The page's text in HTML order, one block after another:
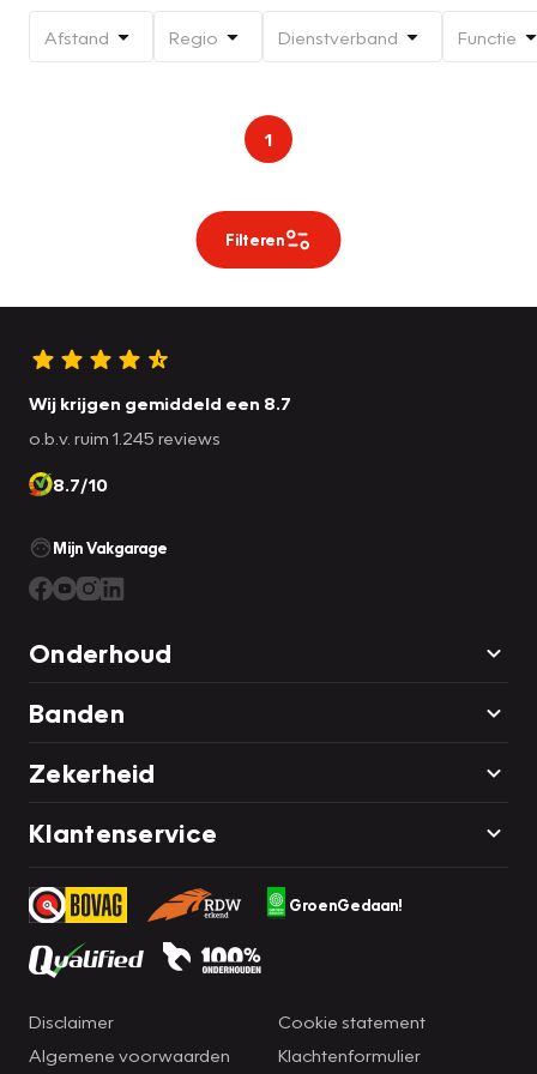
Afstand Regio Dienstverband Functie
1
Filteren
Wij krijgen gemiddeld een 8.7
o.b.v. ruim 1.245 reviews
8.7/10
Mijn Vakgarage
Onderhoud
Banden
Zekerheid
Klantenservice
GroenGedaan!
Disclaimer
Algemene voorwaarden
Cookie statement
Klachtenformulier